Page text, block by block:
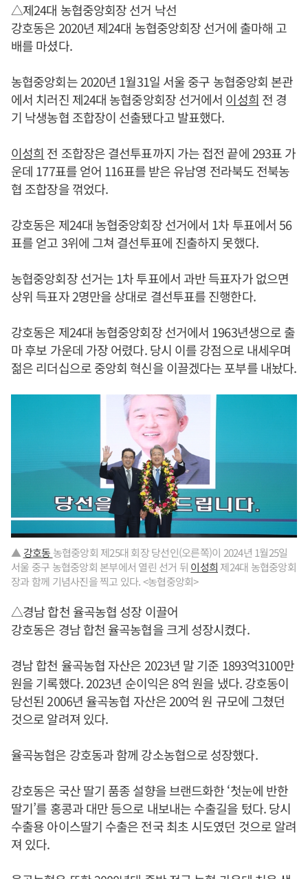
△제24대 농협중앙회장 선거 낙선
강호동은 2020년 제24대 농협중앙회장 선거에 출마해 고
배를 마셨다.
농협중앙회는 2020년 1월31일 서울 중구 농협중앙회 본관
에서 치러진 제24대 농협중앙회장 선거에서 이성희 전 경
기 낙생농협 조합장이 선출됐다고 발표했다.
이성희 전 조합장은 결선투표까지 가는 접전 끝에 293표 가
운데 177표를 얻어 116표를 받은 유남영 전라북도 전북농
협 조합장을 꺾었다.
강호동은 제24대 농협중앙회장 선거에서 1차 투표에서 56
표를 얻고 3위에 그쳐 결선투표에 진출하지 못했다.
농협중앙회장 선거는 1차 투표에서 과반 득표자가 없으면
상위 득표자 2명만을 상대로 결선투표를 진행한다.
강호동은 제24대 농협중앙회장 선거에서 1963년생으로 출
마 후보 가운데 가장 어렸다. 당시 이를 강점으로 내세우며
젊은 리더십으로 중앙회 혁신을 이끌겠다는 포부를 내놨다.
▲ 강호동 농협중앙회 제25대 회장 당선인(오른쪽)이 2024년 1월25일
서울 중구 농협중앙회 본부에서 열린 선거 뒤 이성희 제24대 농협중앙회
장과 함께 기념사진을 찍고 있다. <농협중앙회>
△경남 합천 율곡농협 성장 이끌어
강호동은 경남 합천 율곡농협을 크게 성장시켰다.
경남 합천 율곡농협 자산은 2023년 말 기준 1893억3100만
원을 기록했다. 2023년 순이익은 8억 원을 냈다. 강호동이
당선된 2006년 율곡농협 자산은 200억 원 규모에 그쳤던
것으로 알려져 있다.
율곡농협은 강호동과 함께 강소농협으로 성장했다.
강호동은 국산 딸기 품종 설향을 브랜드화한 ‘첫눈에 반한
딸기’를 홍콩과 대만 등으로 내보내는 수출길을 텄다. 당시
수출용 아이스딸기 수출은 전국 최초 시도였던 것으로 알려
져 있다.